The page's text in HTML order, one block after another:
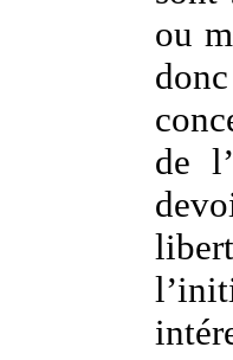
ou
de